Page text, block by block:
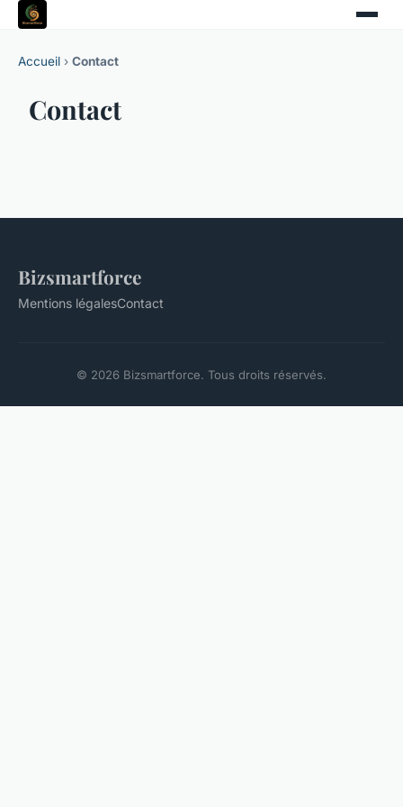
Accueil › Contact
Contact
Bizsmartforce
Mentions légalesContact
© 2026 Bizsmartforce. Tous droits réservés.